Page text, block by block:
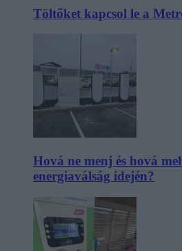
Töltőket kapcsol le a
Hová ne menj és hová
energiaválság idején?